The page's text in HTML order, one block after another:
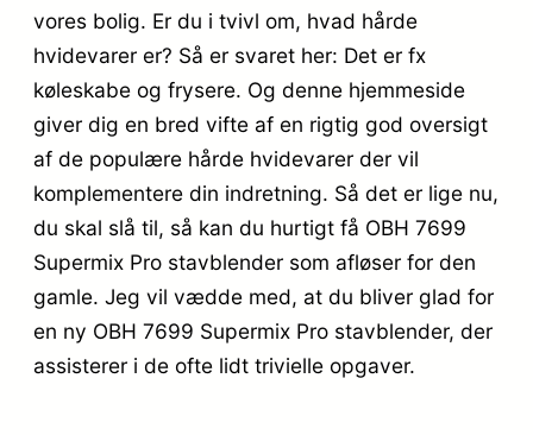
vores bolig. Er du i tvivl om, hvad hårde
hvidevarer er? Så er svaret her: Det er fx
køleskabe og frysere. Og denne hjemmeside
giver dig en bred vifte af en rigtig god oversigt
af de populære hårde hvidevarer der vil
komplementere din indretning. Så det er lige nu,
du skal slå til, så kan du hurtigt få OBH 7699
Supermix Pro stavblender som afløser for den
gamle. Jeg vil vædde med, at du bliver glad for
en ny OBH 7699 Supermix Pro stavblender, der
assisterer i de ofte lidt trivielle opgaver.